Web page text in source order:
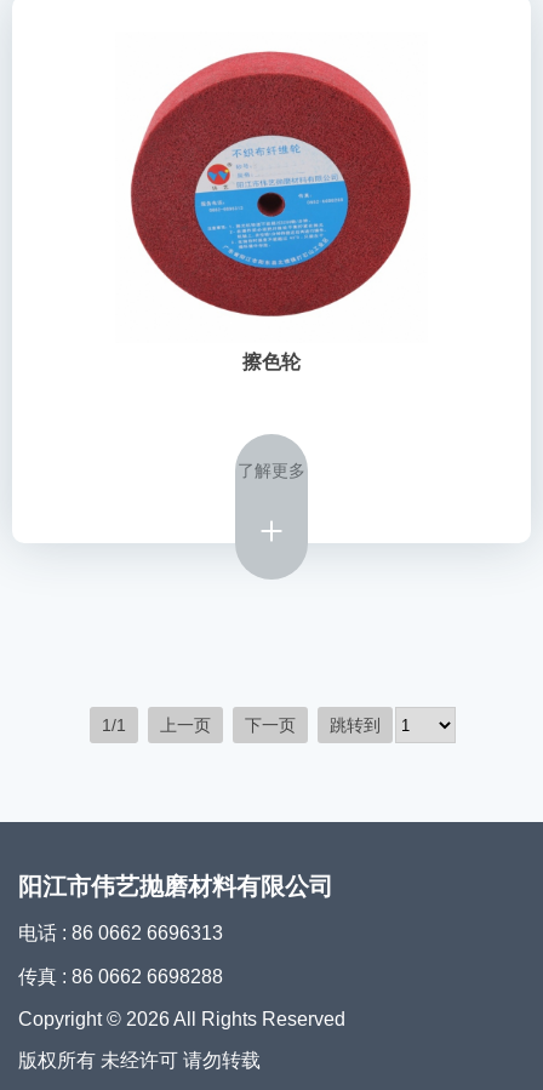
擦色轮
了解更多
1/1 上一页 下一页 跳转到
阳江市伟艺抛磨材料有限公司
电话 : 86 0662 6696313
传真 : 86 0662 6698288
Copyright © 2026 All Rights Reserved
版权所有 未经许可 请勿转载